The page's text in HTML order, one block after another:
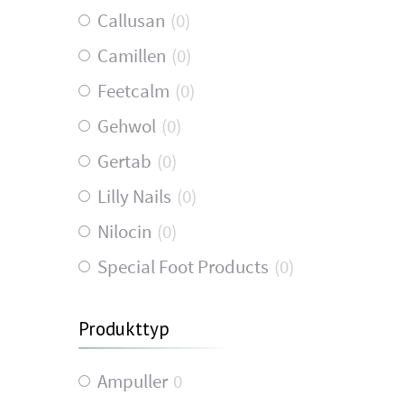
Callusan (0)
Camillen (0)
Feetcalm (0)
Gehwol (0)
Gertab (0)
Lilly Nails (0)
Nilocin (0)
Special Foot Products (0)
Produkttyp
Ampuller 0